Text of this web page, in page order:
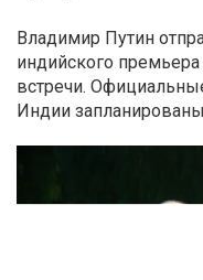
Владимир Путин
индийского
встречи.
Индии